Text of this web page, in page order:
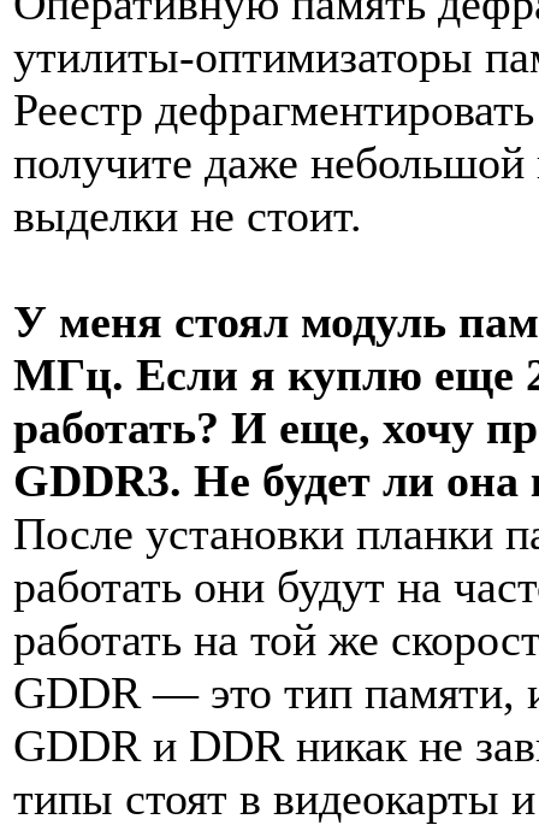
утилиты-оптимизаторы
Реестр
получите даже небольшой
выделки не стоит.
У меня стоял модуль
МГц. Если я куплю еще
работать? И еще, хочу
GDDR3. Не будет ли
После установки планки
работать они будут на
работать на той же
GDDR — это тип памяти,
GDDR и DDR никак не
типы стоят в видеокарты